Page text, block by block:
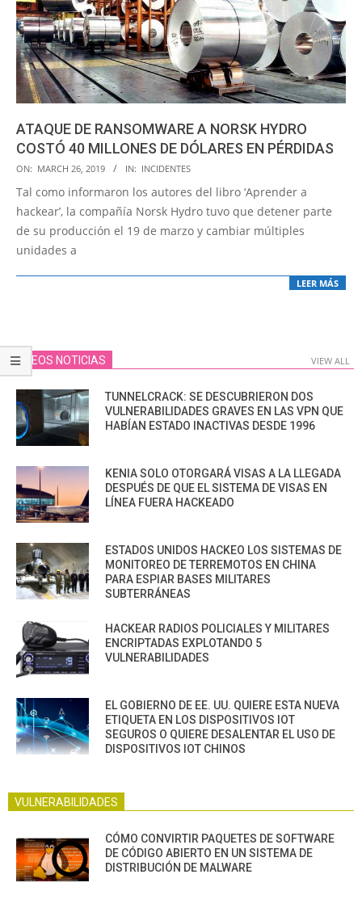
ATAQUE DE RANSOMWARE A NORSK HYDRO
COSTÓ 40 MILLONES DE DÓLARES EN PÉRDIDAS
2019-
03-
26
ON: MARCH 26, 2019 IN: INCIDENTES
Tal como informaron los autores del libro ‘Aprender a
hackear’, la compañía Norsk Hydro tuvo que detener parte
de su producción el 19 de marzo y cambiar múltiples
unidades a
LEER MÁS
VIDEOS NOTICIAS VIEW ALL
TUNNELCRACK: SE DESCUBRIERON DOS
VULNERABILIDADES GRAVES EN LAS VPN QUE
HABÍAN ESTADO INACTIVAS DESDE 1996
KENIA SOLO OTORGARÁ VISAS A LA LLEGADA
DESPUÉS DE QUE EL SISTEMA DE VISAS EN
LÍNEA FUERA HACKEADO
ESTADOS UNIDOS HACKEO LOS SISTEMAS DE
MONITOREO DE TERREMOTOS EN CHINA
PARA ESPIAR BASES MILITARES
SUBTERRÁNEAS
HACKEAR RADIOS POLICIALES Y MILITARES
ENCRIPTADAS EXPLOTANDO 5
VULNERABILIDADES
EL GOBIERNO DE EE. UU. QUIERE ESTA NUEVA
ETIQUETA EN LOS DISPOSITIVOS IOT
SEGUROS O QUIERE DESALENTAR EL USO DE
DISPOSITIVOS IOT CHINOS
VULNERABILIDADES
CÓMO CONVIRTIR PAQUETES DE SOFTWARE
DE CÓDIGO ABIERTO EN UN SISTEMA DE
DISTRIBUCIÓN DE MALWARE